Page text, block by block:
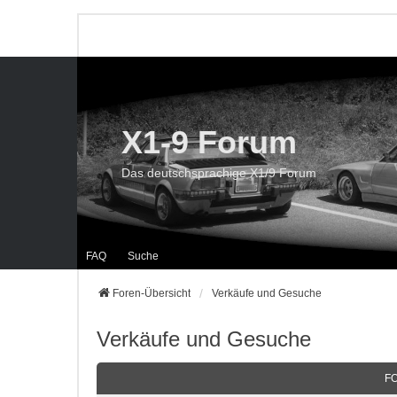
FAQ Suche
X1-9 Forum
Das deutschsprachige X1/9 Forum
Foren-Übersicht Verkäufe und Gesuche
Verkäufe und Gesuche